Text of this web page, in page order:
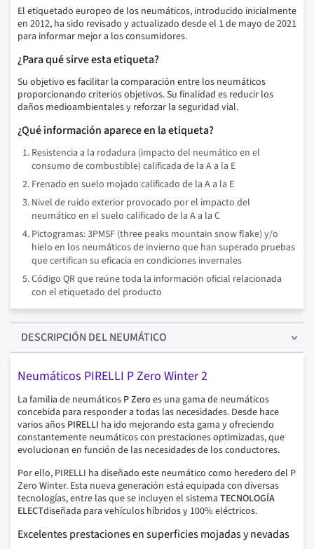
El etiquetado europeo de los neumáticos, introducido inicialmente
en 2012, ha sido revisado y actualizado desde el 1 de mayo de 2021
para informar mejor a los consumidores.
¿Para qué sirve esta etiqueta?
Su objetivo es facilitar la comparación entre los neumáticos
proporcionando criterios objetivos. Su finalidad es reducir los
daños medioambientales y reforzar la seguridad vial.
¿Qué información aparece en la etiqueta?
Resistencia a la rodadura (impacto del neumático en el
consumo de combustible) calificada de la A a la E
Frenado en suelo mojado calificado de la A a la E
Nivel de ruido exterior provocado por el impacto del
neumático en el suelo calificado de la A a la C
Pictogramas: 3PMSF (three peaks mountain snow flake) y/o
hielo en los neumáticos de invierno que han superado pruebas
que certifican su eficacia en condiciones invernales
Código QR que reúne toda la información oficial relacionada
con el etiquetado del producto
DESCRIPCIÓN DEL NEUMÁTICO
Neumáticos PIRELLI P Zero Winter 2
La familia de neumáticos P Zero es una gama de neumáticos
concebida para responder a todas las necesidades. Desde hace
varios años PIRELLI ha ido mejorando esta gama y ofreciendo
constantemente neumáticos con prestaciones optimizadas, que
evolucionan en función de las necesidades de los conductores.
Por ello, PIRELLI ha diseñado este neumático como heredero del P
Zero Winter. Esta nueva generación está equipada con diversas
tecnologías, entre las que se incluyen el sistema TECNOLOGÍA
ELECTdiseñada para vehículos híbridos y 100% eléctricos.
Excelentes prestaciones en superficies mojadas y nevadas